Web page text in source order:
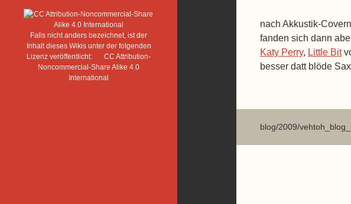
Falls nicht anders bezeichnet, ist der
Inhalt dieses Wikis unter der folgenden
Lizenz veröffentlicht:
CC Attribution-
Noncommercial-Share Alike 4.0
International
nach Akkustik-
fanden sich dann
Katy Perry, Little Bit
besser datt blöde
blog/2009/